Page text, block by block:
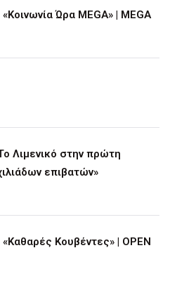
Ώρα MEGA» | MEGA
Λιμενικό στην πρώτη
επιβατών»
Κουβέντες» | OPEN